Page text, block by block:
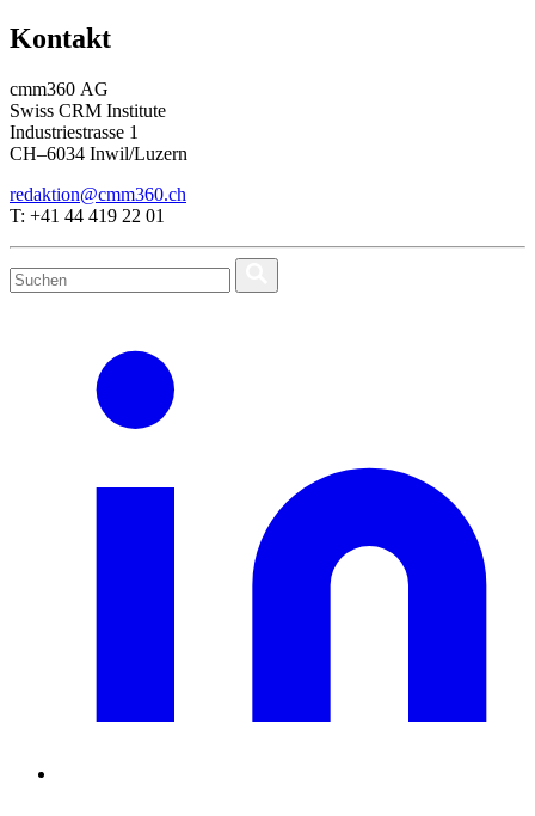
Kontakt
cmm360 AG
Swiss CRM Institute
Industriestrasse 1
CH–6034 Inwil/Luzern
redaktion@cmm360.ch
T: +41 44 419 22 01